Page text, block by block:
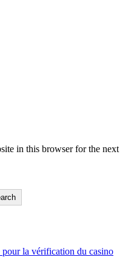
in this browser for the next
pour la vérification du casino